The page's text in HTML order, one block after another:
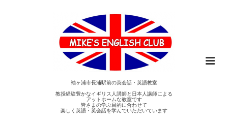
袖ヶ浦市長浦駅前の英会話・英語教室
教授経験豊かなイギリス人講師と日本人講師による
アットホームな教室です
皆さまの学ぶ目的に合わせて
楽しく英語・英会話を学んでいただいています